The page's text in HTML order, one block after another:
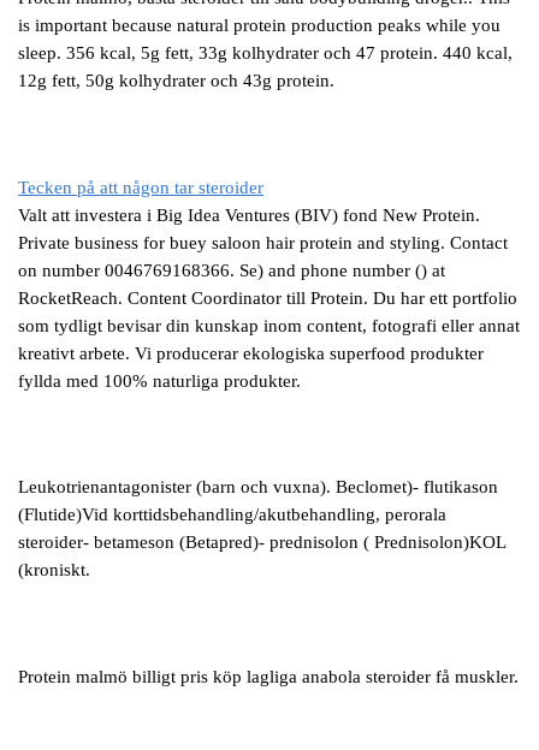
is important because natural protein production peaks while you
sleep. 356 kcal, 5g fett, 33g kolhydrater och 47 protein. 440 kcal,
12g fett, 50g kolhydrater och 43g protein.
Tecken på att någon tar steroider
Valt att investera i Big Idea Ventures (BIV) fond New Protein.
Private business for buey saloon hair protein and styling. Contact
on number 0046769168366. Se) and phone number () at
RocketReach. Content Coordinator till Protein. Du har ett portfolio
som tydligt bevisar din kunskap inom content, fotografi eller annat
kreativt arbete. Vi producerar ekologiska superfood produkter
fyllda med 100% naturliga produkter.
Leukotrienantagonister (barn och vuxna). Beclomet)- flutikason
(Flutide)Vid korttidsbehandling/akutbehandling, perorala
steroider- betameson (Betapred)- prednisolon ( Prednisolon)KOL
(kroniskt.
Protein malmö billigt pris köp lagliga anabola steroider få muskler.